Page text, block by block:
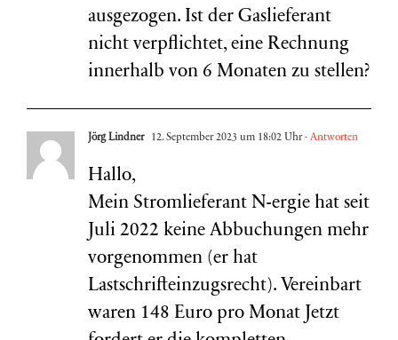
ausgezogen. Ist der Gaslieferant
nicht verpflichtet, eine Rechnung
innerhalb von 6 Monaten zu stellen?
Jörg Lindner 12. September 2023 um 18:02 Uhr- Antworten
Hallo,
Mein Stromlieferant N-ergie hat seit
Juli 2022 keine Abbuchungen mehr
vorgenommen (er hat
Lastschrifteinzugsrecht). Vereinbart
waren 148 Euro pro Monat Jetzt